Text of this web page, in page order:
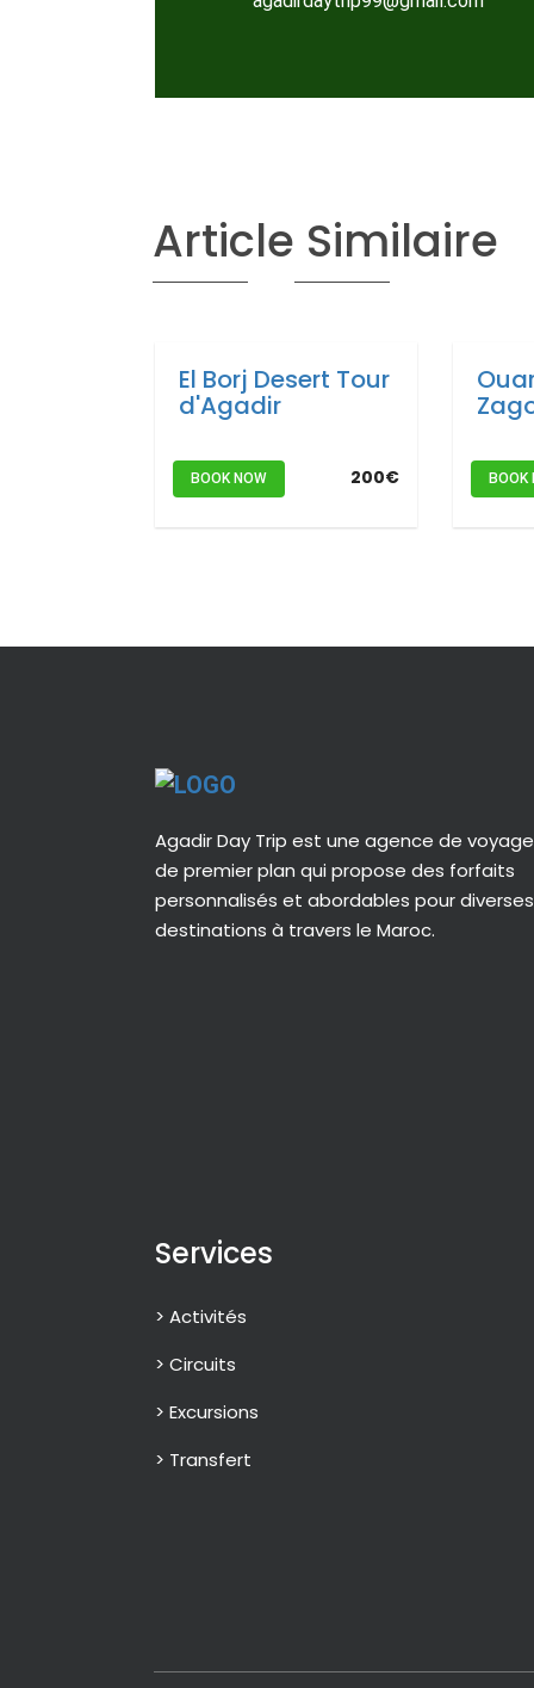
Article Similaire
El Borj Desert Tour
d'Agadir
BOOK NOW 200€ BOOK
Agadir Day Trip est une agence de
de premier plan qui propose des forfaits
personnalisés et abordables pour diverses
destinations à travers le Maroc.
Services
> Activités
> Circuits
> Excursions
> Transfert